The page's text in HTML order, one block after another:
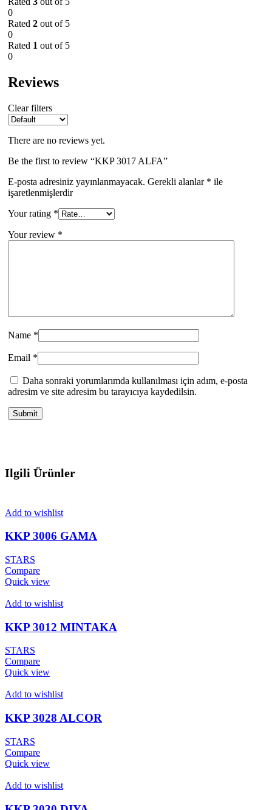
0
Rated 2 out of 5
0
Rated 1 out of 5
0
Reviews
Clear filters
There are no reviews yet.
Be the first to review “KKP 3017 ALFA”
E-posta adresiniz yayınlanmayacak. Gerekli alanlar * ile
işaretlenmişlerdir
Your rating *
Your review *
Name *
Email *
Daha sonraki yorumlarımda kullanılması için adım, e-posta
adresim ve site adresim bu tarayıcıya kaydedilsin.
Ilgili Ürünler
Add to wishlist
KKP 3006 GAMA
STARS
Compare
Quick view
Add to wishlist
KKP 3012 MINTAKA
STARS
Compare
Quick view
Add to wishlist
KKP 3028 ALCOR
STARS
Compare
Quick view
Add to wishlist